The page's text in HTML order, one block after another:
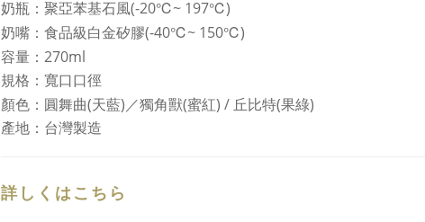
奶瓶：聚亞苯基石風(-20℃~ 197℃)
奶嘴：食品級白金矽膠(-40℃~ 150℃)
容量：270ml
規格：寬口口徑
顏色：圓舞曲(天藍)／獨角獸(蜜紅) / 丘比特(果綠)
產地：台灣製造
詳しくはこちら